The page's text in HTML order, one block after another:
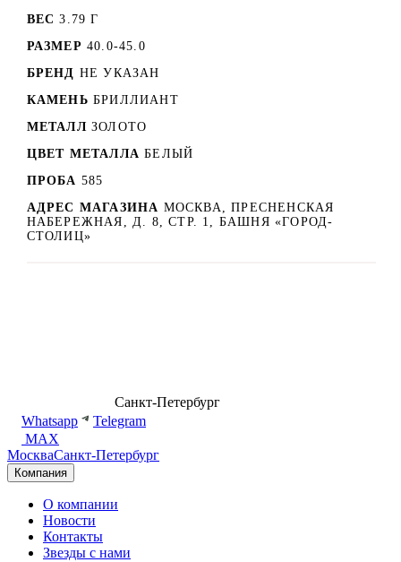
ВЕС 3.79 Г
РАЗМЕР 40.0-45.0
БРЕНД НЕ УКАЗАН
КАМЕНЬ БРИЛЛИАНТ
МЕТАЛЛ ЗОЛОТО
ЦВЕТ МЕТАЛЛА БЕЛЫЙ
ПРОБА 585
АДРЕС МАГАЗИНА МОСКВА, ПРЕСНЕНСКАЯ
НАБЕРЕЖНАЯ, Д. 8, СТР. 1, БАШНЯ «ГОРОД-
СТОЛИЦ»
Санкт-Петербург
Whatsapp
Telegram
MAX
МоскваСанкт-Петербург
Компания
О компании
Новости
Контакты
Звезды с нами